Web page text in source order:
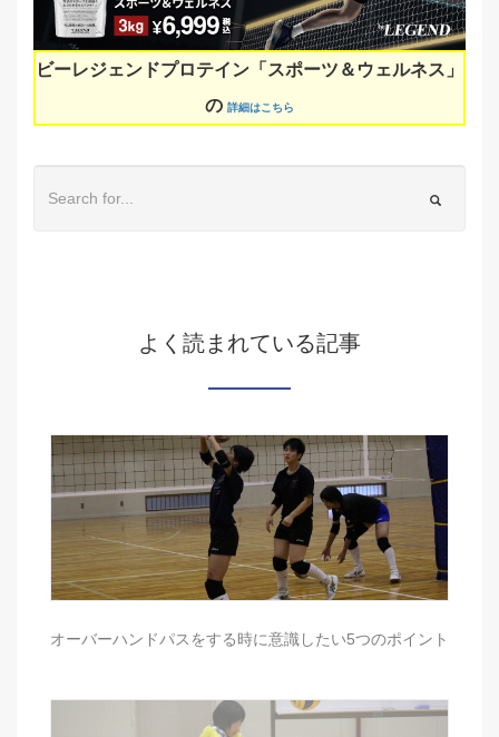
ビーレジェンドプロテイン「スポーツ＆ウェルネス」
の 詳細はこちら
よく読まれている記事
オーバーハンドパスをする時に意識したい5つのポイント